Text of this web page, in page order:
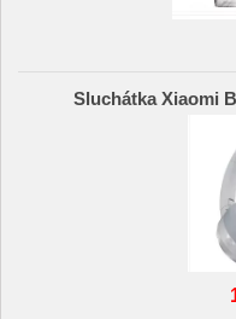
Sluchátka Xiaomi